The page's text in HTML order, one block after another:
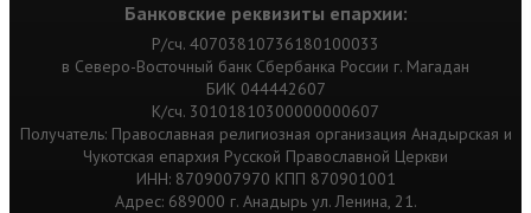
Банковские реквизиты епархии:
Р/сч. 40703810736180100033
в Северо-Восточный банк Сбербанка России г. Магадан
БИК 044442607
К/сч. 30101810300000000607
Получатель: Православная религиозная организация Анадырская и
Чукотская епархия Русской Православной Церкви
ИНН: 8709007970 КПП 870901001
Адрес: 689000 г. Анадырь ул. Ленина, 21.